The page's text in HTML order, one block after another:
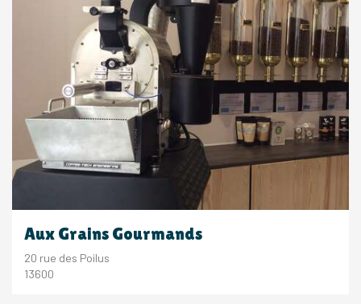
Aux Grains Gourmands
20 rue des Poilus
13600